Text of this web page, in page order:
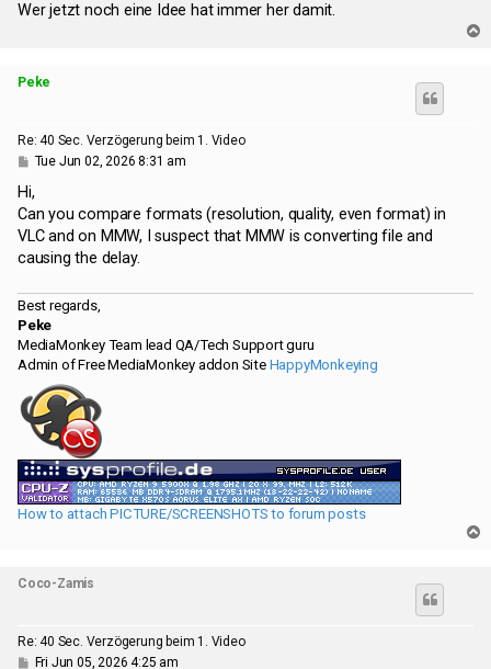
Wer jetzt noch eine Idee hat immer her damit.
Peke
Re: 40 Sec. Verzögerung beim 1. Video
P
s
Tue Jun 02, 2026 8:31 am
Hi,
Can you compare formats (resolution, quality, even format) in
VLC and on MMW, I suspect that MMW is converting file and
causing the delay.
Best regards,
Peke
MediaMonkey Team lead QA/Tech Support guru
Admin of Free MediaMonkey addon Site HappyMonkeying
How to attach PICTURE/SCREENSHOTS to forum posts
Coco-Zamis
Re: 40 Sec. Verzögerung beim 1. Video
PFri Jun 05, 2026 4:25 am